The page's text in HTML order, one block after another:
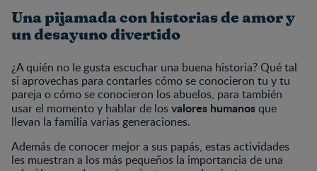
Una pijamada con historias de amor y
un desayuno divertido
¿A quién no le gusta escuchar una buena historia? Qué tal
si aprovechas para contarles cómo se conocieron tu y tu
pareja o cómo se conocieron los abuelos, para también
usar el momento y hablar de losvalores humanosque
llevan la familia varias generaciones.
Además de conocer mejor a sus papás, estas actividades
les muestran a los más pequeños la importancia de una